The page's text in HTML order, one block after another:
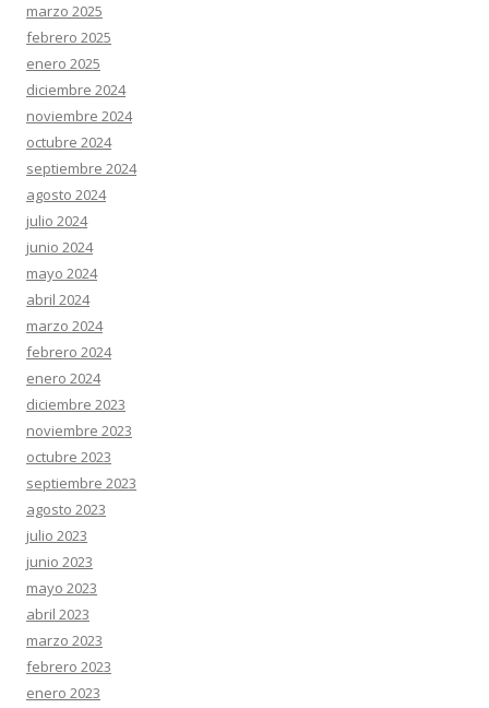
marzo 2025
febrero 2025
enero 2025
diciembre 2024
noviembre 2024
octubre 2024
septiembre 2024
agosto 2024
julio 2024
junio 2024
mayo 2024
abril 2024
marzo 2024
febrero 2024
enero 2024
diciembre 2023
noviembre 2023
octubre 2023
septiembre 2023
agosto 2023
julio 2023
junio 2023
mayo 2023
abril 2023
marzo 2023
febrero 2023
enero 2023